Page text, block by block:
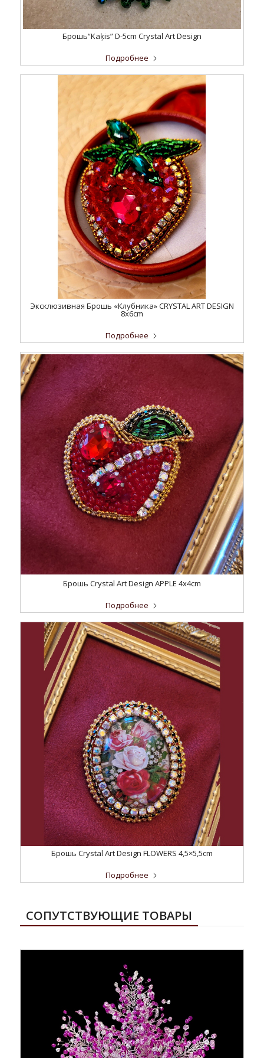
Брошь“Kaķis” D-5cm Crystal Art Design
Подробнее
Эксклюзивная Брошь «Клубника» CRYSTAL ART DESIGN
8x6cm
Подробнее
Брошь Crystal Art Design APPLE 4x4cm
Подробнее
Брошь Crystal Art Design FLOWERS 4,5×5,5cm
Подробнее
СОПУТСТВУЮЩИЕ ТОВАРЫ